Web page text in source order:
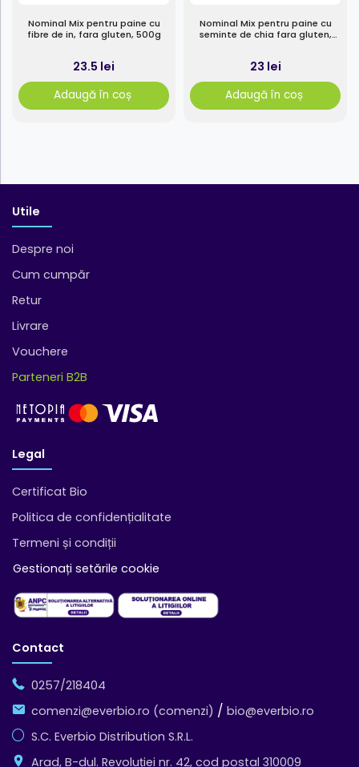
Nominal Mix pentru paine cu
fibre de in, fara gluten, 500g
23.5 lei
Adaugă în coș
Nominal Mix pentru paine cu
seminte de chia fara gluten,
23 lei
Adaugă în coș
Utile
Despre noi
Cum cumpăr
Retur
Livrare
Vouchere
Parteneri B2B
Legal
Certificat Bio
Politica de confidențialitate
Termeni și condiții
Gestionați setările cookie
Contact
0257/218404
comenzi@everbio.ro (comenzi) / bio@everbio.ro
S.C. Everbio Distribution S.R.L.
Arad, B-dul. Revoluției nr. 42, cod postal 310009